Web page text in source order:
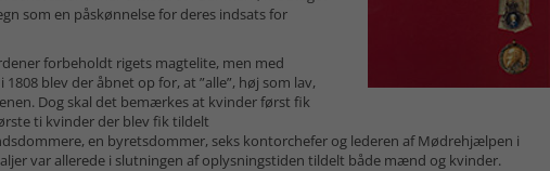
som en påskønnelse for deres indsats for
forbeholdt rigets magtelite, men med
blev der åbnet op for, at ”alle”, høj som lav,
Dog skal det bemærkes at kvinder først fik
ti kvinder der blev fik tildelt
en byretsdommer, seks kontorchefer og lederen af Mødrehjælpen i
var allerede i slutningen af oplysningstiden tildelt både mænd og kvinder.